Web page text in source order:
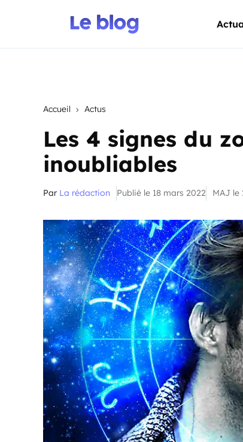
Accueil Actus
Les 4 signes du
inoubliables
Par La rédaction Publié le 18 mars 2022 MAJ le